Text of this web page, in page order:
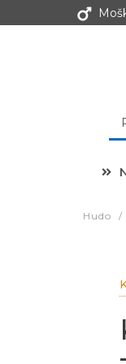
Hudo /